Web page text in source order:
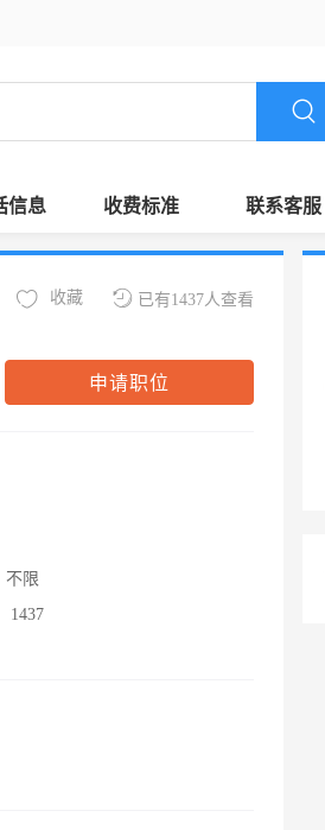
信息 收费标准 联系客服
已有1437人查看
收藏
申请职位
不限
1437